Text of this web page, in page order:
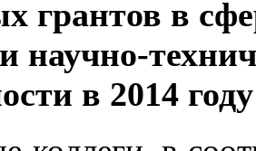
грантов в
научно-
в 2014 году